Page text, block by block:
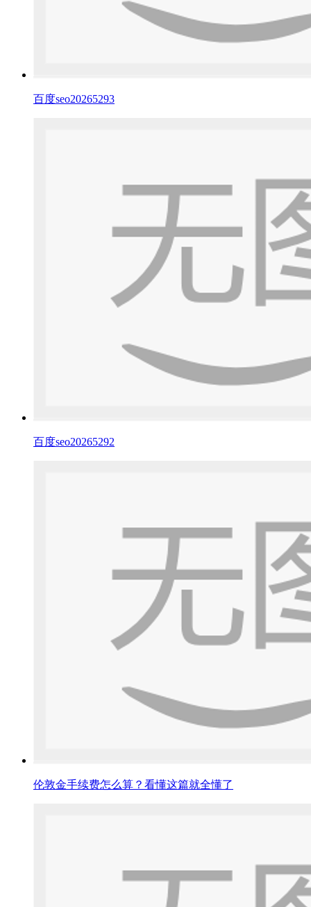
百度seo20265293
百度seo20265292
伦敦金手续费怎么算？看懂这篇就全懂了